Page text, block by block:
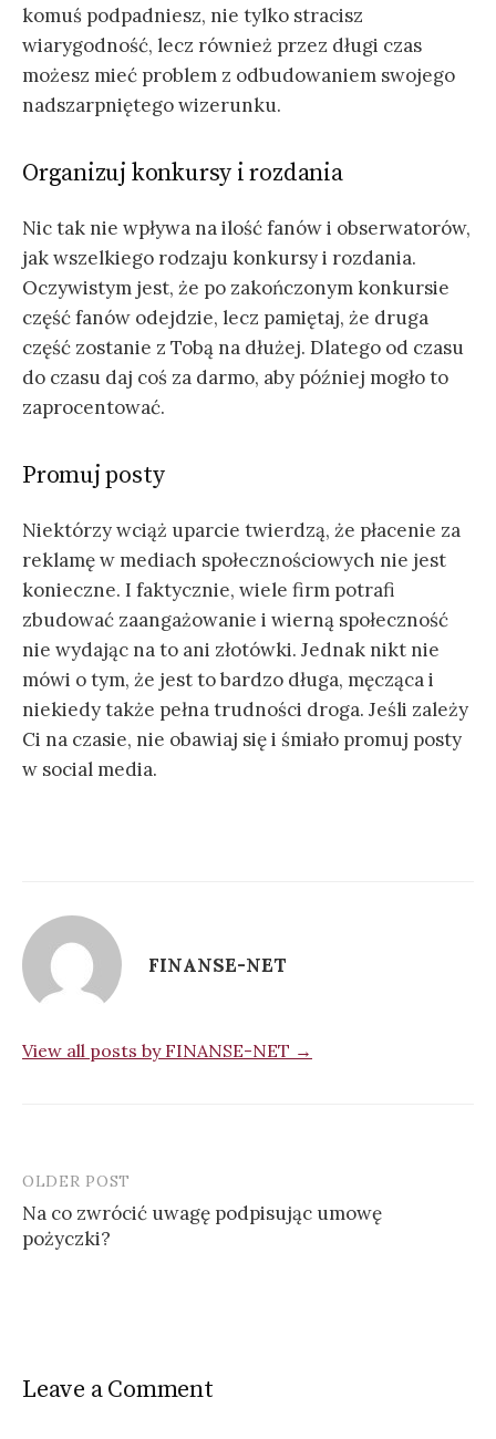
komuś podpadniesz, nie tylko stracisz
wiarygodność, lecz również przez długi czas
możesz mieć problem z odbudowaniem swojego
nadszarpniętego wizerunku.
Organizuj konkursy i rozdania
Nic tak nie wpływa na ilość fanów i obserwatorów,
jak wszelkiego rodzaju konkursy i rozdania.
Oczywistym jest, że po zakończonym konkursie
część fanów odejdzie, lecz pamiętaj, że druga
część zostanie z Tobą na dłużej. Dlatego od czasu
do czasu daj coś za darmo, aby później mogło to
zaprocentować.
Promuj posty
Niektórzy wciąż uparcie twierdzą, że płacenie za
reklamę w mediach społecznościowych nie jest
konieczne. I faktycznie, wiele firm potrafi
zbudować zaangażowanie i wierną społeczność
nie wydając na to ani złotówki. Jednak nikt nie
mówi o tym, że jest to bardzo długa, męcząca i
niekiedy także pełna trudności droga. Jeśli zależy
Ci na czasie, nie obawiaj się i śmiało promuj posty
w social media.
FINANSE-NET
View all posts by FINANSE-NET →
P
n
OLDER POST
Na co zwrócić uwagę podpisując umowę
pożyczki?
Leave a Comment